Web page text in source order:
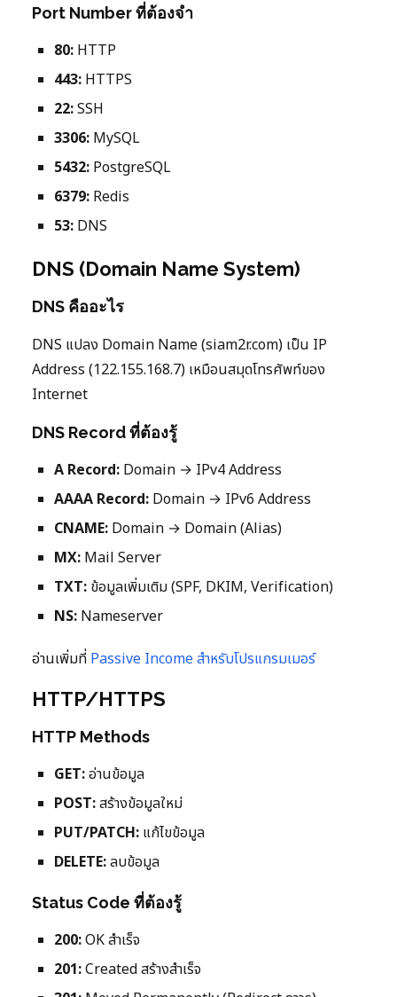
Port Number ที่ต้องจำ
80: HTTP
443: HTTPS
22:SSH
3306: MySQL
5432: PostgreSQL
6379: Redis
53: DNS
DNS (Domain Name System)
DNS คืออะไร
DNS แปลง Domain Name (siam2r.com) เป็น IP
Address (122.155.168.7) เหมือนสมุดโทรศัพท์ของ
Internet
DNS Record ที่ต้องรู้
A Record: Domain → IPv4 Address
AAAA Record: Domain → IPv6 Address
CNAME: Domain → Domain (Alias)
MX: Mail Server
TXT: ข้อมูลเพิ่มเติม (SPF, DKIM, Verification)
NS: Nameserver
อ่านเพิ่มที่ Passive Income สำหรับโปรแกรมเมอร์
HTTP/HTTPS
HTTP Methods
GET:อ่านข้อมูล
POST:สร้างข้อมูลใหม่
PUT/PATCH: แก้ไขข้อมูล
DELETE:ลบข้อมูล
Status Code ที่ต้องรู้
200:OK สำเร็จ
201:Created สร้างสำเร็จ